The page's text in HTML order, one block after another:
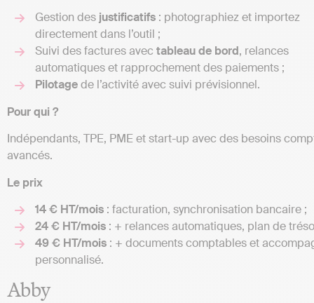
Gestion des justificatifs : photographiez et importez
directement dans l’outil ;
Suivi des factures avec tableau de bord, relances
automatiques et rapprochement des paiements ;
Pilotagede l’activité avec suivi prévisionnel.
Pour qui ?
Indépendants, TPE, PME et start-up avec des besoins
avancés.
Le prix
14 € HT/mois : facturation, synchronisation bancaire ;
24 € HT/mois : + relances automatiques, plan de
49 € HT/mois : + documents comptables et
personnalisé.
Abby